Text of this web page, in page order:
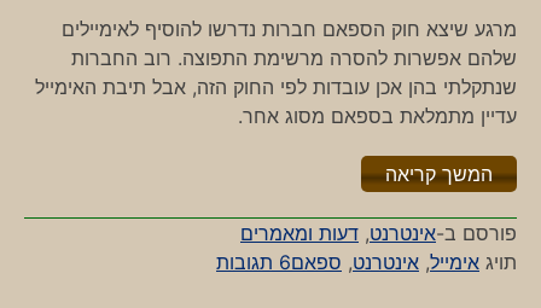
מרגע שיצא חוק הספאם חברות נדרשו להוסיף לאימיילים
שלהם אפשרות להסרה מרשימת התפוצה. רוב החברות
שנתקלתי בהן אכן עובדות לפי החוק הזה, אבל תיבת האימייל
עדיין מתמלאת בספאם מסוג אחר.
המשך קריאה"%s"
פורסם ב-אינטרנט, דעות ומאמרים
תויג אימייל, אינטרנט, ספאם6 תגובות
על